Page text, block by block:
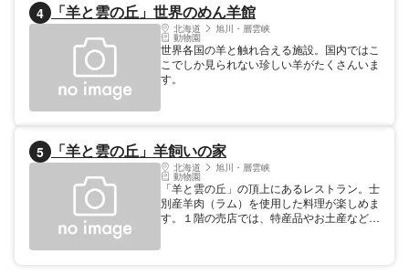
コースに分かれています。コースの所々には
案内板や休憩所が設置されているので、初心
者でも安心して散策を楽しむことができま
す。 豊富な種類の野草があることから、開
園期間中はいつ来ても様々な花が見頃を迎
え、訪れる人々を楽しませてくれます。特に
ガといった愛らしい小動物なども数多く生息
し、皆さんを歓迎してくれます。
4 「羊と雲の丘」世界のめん羊館
北海道 旭川・層雲峡
動物園
世界各国の羊と触れ合える施設。国内ではこ
こでしか見られない珍しい羊がたくさんいま
す。
5 「羊と雲の丘」羊飼いの家
北海道 旭川・層雲峡
動物園
「羊と雲の丘」の頂上にあるレストラン。士
別産羊肉（ラム）を使用した料理が楽しめま
す。１階の売店では、特産品やお土産などを